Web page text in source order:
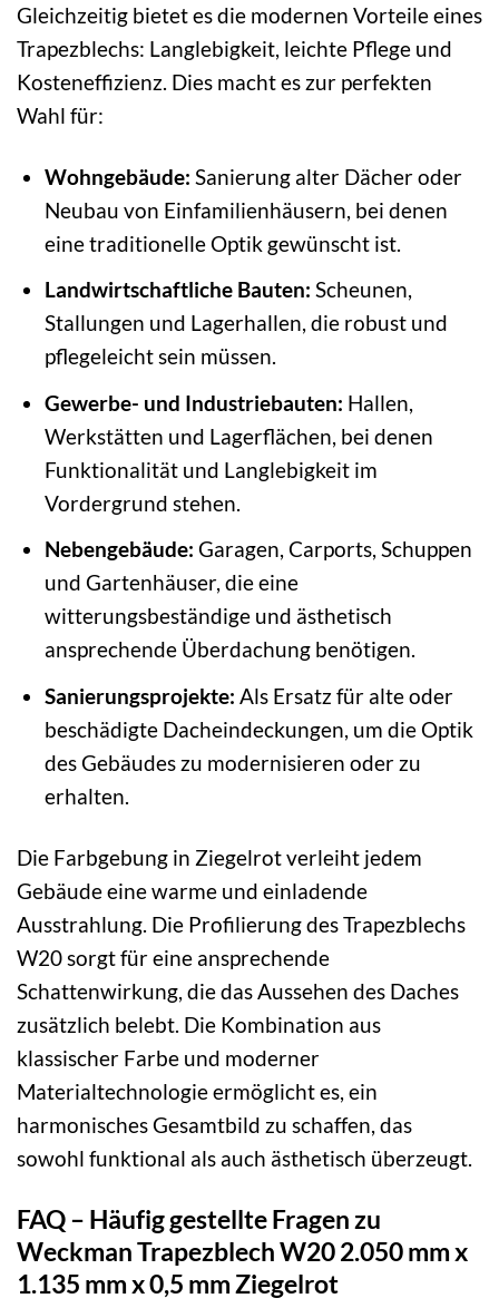
Gleichzeitig bietet es die modernen Vorteile eines
Trapezblechs: Langlebigkeit, leichte Pflege und
Kosteneffizienz. Dies macht es zur perfekten
Wahl für:
Wohngebäude: Sanierung alter Dächer oder
Neubau von Einfamilienhäusern, bei denen
eine traditionelle Optik gewünscht ist.
Landwirtschaftliche Bauten: Scheunen,
Stallungen und Lagerhallen, die robust und
pflegeleicht sein müssen.
Gewerbe- und Industriebauten: Hallen,
Werkstätten und Lagerflächen, bei denen
Funktionalität und Langlebigkeit im
Vordergrund stehen.
Nebengebäude: Garagen, Carports, Schuppen
und Gartenhäuser, die eine
witterungsbeständige und ästhetisch
ansprechende Überdachung benötigen.
Sanierungsprojekte: Als Ersatz für alte oder
beschädigte Dacheindeckungen, um die Optik
des Gebäudes zu modernisieren oder zu
erhalten.
Die Farbgebung in Ziegelrot verleiht jedem
Gebäude eine warme und einladende
Ausstrahlung. Die Profilierung des Trapezblechs
W20 sorgt für eine ansprechende
Schattenwirkung, die das Aussehen des Daches
zusätzlich belebt. Die Kombination aus
klassischer Farbe und moderner
Materialtechnologie ermöglicht es, ein
harmonisches Gesamtbild zu schaffen, das
sowohl funktional als auch ästhetisch überzeugt.
FAQ – Häufig gestellte Fragen zu
Weckman Trapezblech W20 2.050 mm x
1.135 mm x 0,5 mm Ziegelrot